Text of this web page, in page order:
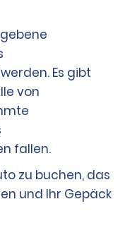
Es gibt
von
fallen.
zu buchen, das
und Ihr Gepäck